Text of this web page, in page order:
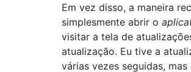
Em vez disso, a maneira
simplesmente abrir o
visitar a tela de
atualização. Eu tive a
várias vezes seguidas,